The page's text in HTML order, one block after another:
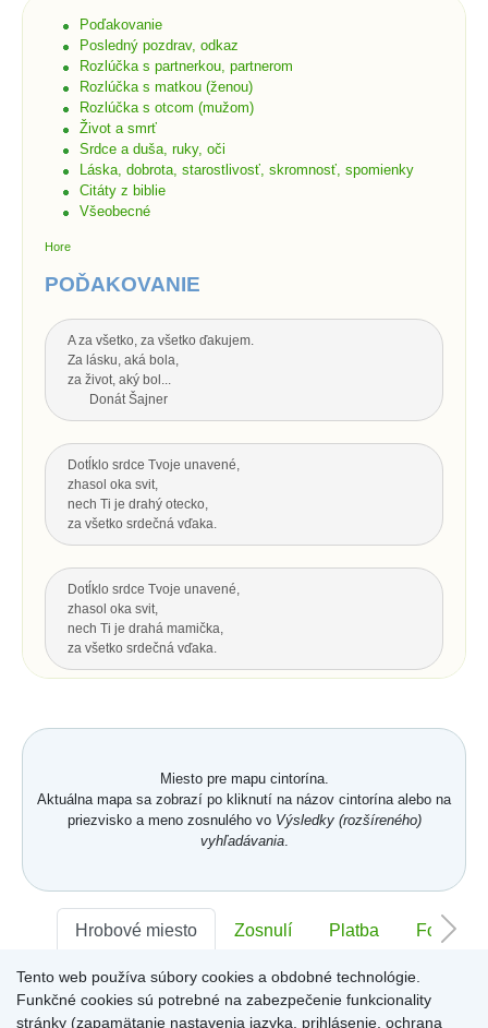
Poďakovanie
Posledný pozdrav, odkaz
Rozlúčka s partnerkou, partnerom
Rozlúčka s matkou (ženou)
Rozlúčka s otcom (mužom)
Život a smrť
Srdce a duša, ruky, oči
Láska, dobrota, starostlivosť, skromnosť, spomienky
Citáty z biblie
Všeobecné
Hore
POĎAKOVANIE
A za všetko, za všetko ďakujem.
Za lásku, aká bola,
za život, aký bol...
Donát Šajner
Dotĺklo srdce Tvoje unavené,
zhasol oka svit,
nech Ti je drahý otecko,
za všetko srdečná vďaka.
Dotĺklo srdce Tvoje unavené,
zhasol oka svit,
nech Ti je drahá mamička,
za všetko srdečná vďaka.
čo s vďakou dnes Ti môžem dať...
a potom už len spomínať.
Hore
Nech je vôľa Tvoja nám všetkým,
ako vtákom je a hmyzu,
S. K. Neumann
Miesto pre mapu cintorína.
Aktuálna mapa sa zobrazí po kliknutí na názov cintorína alebo na
priezvisko a meno zosnulého vo Výsledky (rozšíreného)
vyhľadávania.
Hrobové miesto Zosnulí Platba Foto
Sektor:- Rad:- Číslo:-
Tento web používa súbory cookies a obdobné technológie.
Funkčné cookies sú potrebné na zabezpečenie funkcionality
stránky (zapamätanie nastavenia jazyka, prihlásenie, ochrana